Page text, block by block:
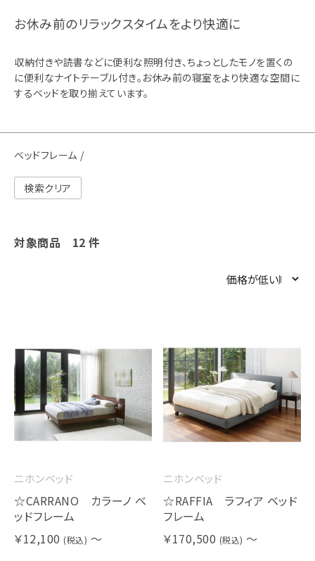
お休み前のリラックスタイムをより快適に
収納付きや読書などに便利な照明付き、ちょっとしたモノを置くの
に便利なナイトテーブル付き。お休み前の寝室をより快適な空間に
するベッドを取り揃えています。
ベッドフレーム
検索クリア
対象商品 12 件
ニホンベッド
☆CARRANO カラーノ ベ
ッドフレーム
￥12,100 (税込) ～
ニホンベッド
☆RAFFIA ラフィア ベッド
フレーム
￥170,500 (税込) ～